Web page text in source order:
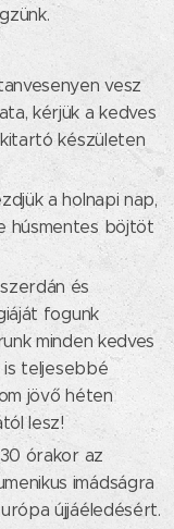
vesz
kérjük a kedves
készületen
a holnapi nap,
húsmentes böjtöt
és
fogunk
minden kedves
teljesebbé
jövő héten
lesz!
órakor az
imádságra
újjáéledésért.